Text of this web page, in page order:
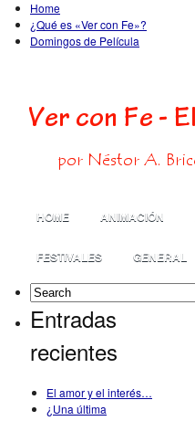
Home
¿Qué es «Ver con Fe»?
Domingos de Película
HOME ANIMACIÓN
FESTIVALES GENERAL
Entradas
recientes
El amor y el interés…
¿Una última